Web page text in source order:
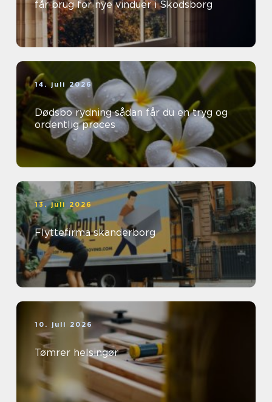
får brug for nye vinduer i Skodsborg
14. juli 2026
Dødsbo rydning sådan får du en tryg og
ordentlig proces
13. juli 2026
Flyttefirma skanderborg
10. juli 2026
Tømrer helsingør